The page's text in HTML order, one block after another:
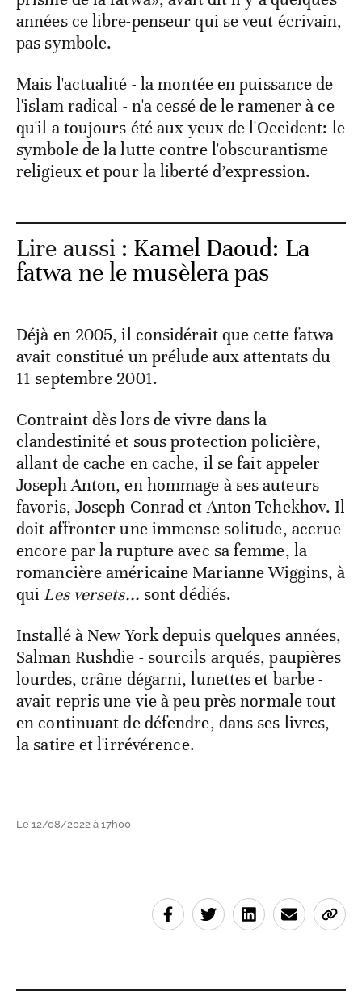
années ce libre-penseur qui se veut écrivain,
pas symbole.
Mais l'actualité - la montée en puissance de
l'islam radical - n'a cessé de le ramener à ce
qu'il a toujours été aux yeux de l'Occident: le
symbole de la lutte contre l'obscurantisme
religieux et pour la liberté d’expression.
Lire aussi : Kamel Daoud: La
fatwa ne le musèlera pas
Déjà en 2005, il considérait que cette fatwa
avait constitué un prélude aux attentats du
11 septembre 2001.
Contraint dès lors de vivre dans la
clandestinité et sous protection policière,
allant de cache en cache, il se fait appeler
Joseph Anton, en hommage à ses auteurs
favoris, Joseph Conrad et Anton Tchekhov. Il
doit affronter une immense solitude, accrue
encore par la rupture avec sa femme, la
romancière américaine Marianne Wiggins, à
qui Les versets... sont dédiés.
Installé à New York depuis quelques années,
Salman Rushdie - sourcils arqués, paupières
lourdes, crâne dégarni, lunettes et barbe -
avait repris une vie à peu près normale tout
en continuant de défendre, dans ses livres,
la satire et l'irrévérence.
Le 12/08/2022 à 17h00